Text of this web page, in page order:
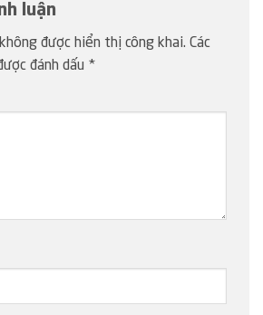
luận
được hiển thị công khai. Các
đánh dấu *